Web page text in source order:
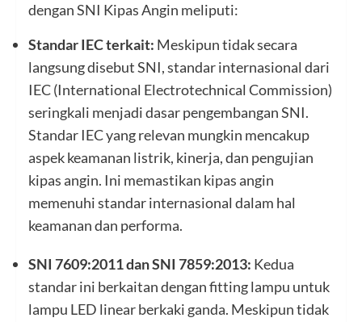
dengan SNI Kipas Angin meliputi:
Standar IEC terkait: Meskipun tidak secara
langsung disebut SNI, standar internasional dari
IEC (International Electrotechnical Commission)
seringkali menjadi dasar pengembangan SNI.
Standar IEC yang relevan mungkin mencakup
aspek keamanan listrik, kinerja, dan pengujian
kipas angin. Ini memastikan kipas angin
memenuhi standar internasional dalam hal
keamanan dan performa.
SNI 7609:2011 dan SNI 7859:2013: Kedua
standar ini berkaitan dengan fitting lampu untuk
lampu LED linear berkaki ganda. Meskipun tidak